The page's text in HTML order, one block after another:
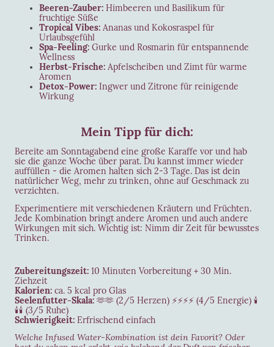
Beeren-Zauber: Himbeeren und Basilikum für
fruchtige Süße
Tropical Vibes: Ananas und Kokosraspel für
Urlaubsgefühl
Spa-Feeling: Gurke und Rosmarin für entspannende
Wellness
Herbst-Frische: Apfelscheiben und Zimt für warme
Aromen
Detox-Power: Ingwer und Zitrone für reinigende
Wirkung
Mein Tipp für dich:
Bereite am Sonntagabend eine große Karaffe vor und hab
sie die ganze Woche über parat. Du kannst immer wieder
auffüllen - die Aromen halten sich 2-3 Tage. Das ist dein
natürlicher Weg, mehr zu trinken, ohne auf Geschmack zu
verzichten.
Experimentiere mit verschiedenen Kräutern und Früchten.
Jede Kombination bringt andere Aromen und auch andere
Wirkungen mit sich. Wichtig ist: Nimm dir Zeit für bewusstes
Trinken.
Zubereitungszeit: 10 Minuten Vorbereitung + 30 Min.
Ziehzeit
Kalorien: ca. 5 kcal pro Glas
Seelenfutter-Skala: 🫶🫶 (2/5 Herzen) ⚡⚡⚡⚡ (4/5 Energie) 🕯️
🕯️🕯️ (3/5 Ruhe)
Schwierigkeit: Erfrischend einfach
Welche Infused Water-Kombination ist dein Favorit? Oder